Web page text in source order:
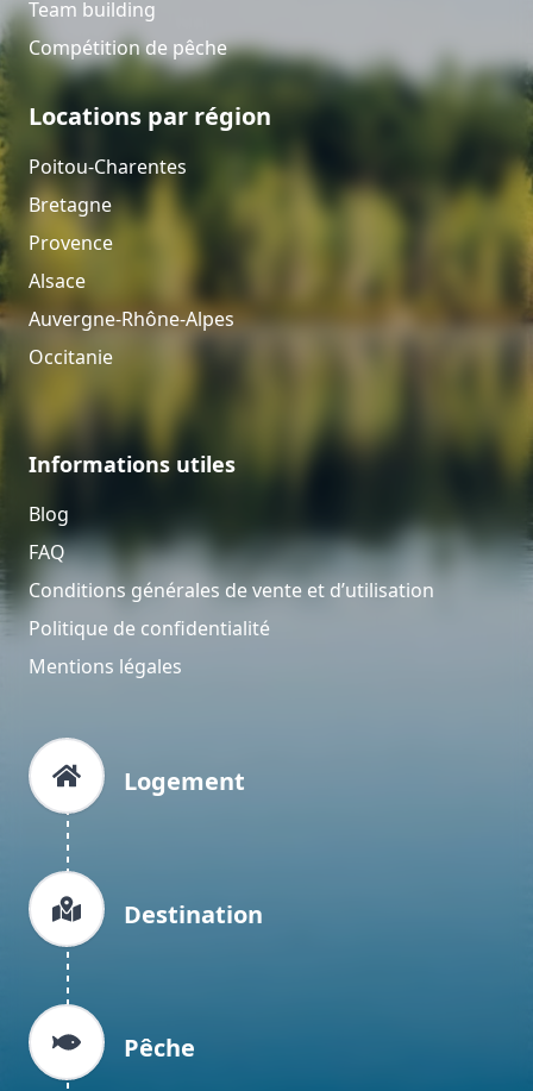
Team building
Compétition de pêche
Locations par région
Poitou-Charentes
Bretagne
Provence
Alsace
Auvergne-Rhône-Alpes
Occitanie
Informations utiles
Blog
FAQ
Conditions générales de vente et d’utilisation
Politique de confidentialité
Mentions légales
Logement
Destination
Pêche